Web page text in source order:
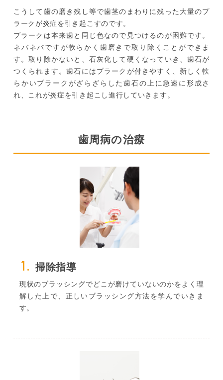
こうして歯の磨き残し等で歯茎のまわりに残った大量のプ
ラークが炎症を引き起こすのです。
プラークは本来歯と同じ色なので見つけるのが困難です。
ネバネバですが軟らかく歯磨きで取り除くことができま
す。取り除かないと、石灰化して硬くなっていき、歯石が
つくられます。歯石にはプラークが付きやすく、新しく軟
らかいプラークがざらざらした歯石の上に急速に形成さ
れ、これが炎症を引き起こし進行していきます。
歯周病の治療
1. 掃除指導
現状のブラッシングでどこが磨けていないのかをよく理
解した上で、正しいブラッシング方法を学んでいきま
す。